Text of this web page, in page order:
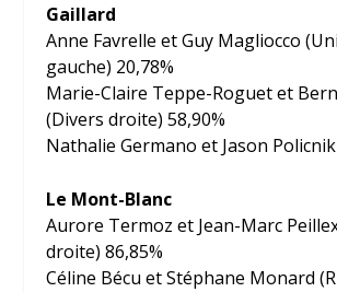
Gaillard
Anne Favrelle et Guy Magliocco
gauche) 20,78%
Marie-Claire Teppe-Roguet et
(Divers droite) 58,90%
Nathalie Germano et Jason Policnik
Le Mont-Blanc
Aurore Termoz et Jean-Marc
droite) 86,85%
Céline Bécu et Stéphane Monard